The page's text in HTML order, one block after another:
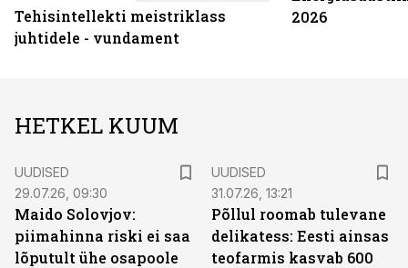
Tehisintellekti meistriklass
juhtidele - vundament
2026
HETKEL KUUM
UUDISED
29.07.26, 09:30
Maido Solovjov:
piimahinna riski ei saa
lõputult ühe osapoole
UUDISED
31.07.26, 13:21
Põllul roomab tulevane
delikatess: Eesti ainsas
teofarmis kasvab 600